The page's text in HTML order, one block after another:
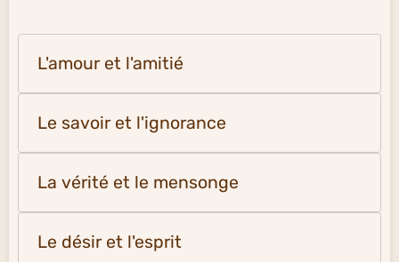
L'amour et l'amitié
Le savoir et l'ignorance
La vérité et le mensonge
Le désir et l'esprit